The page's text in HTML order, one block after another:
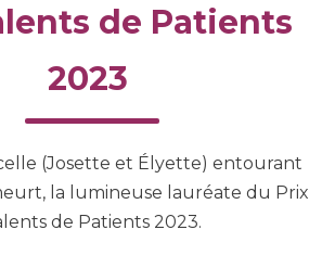
de Patients
2023
(Josette et Élyette) entourant
la lumineuse lauréate du Prix
de Patients 2023.